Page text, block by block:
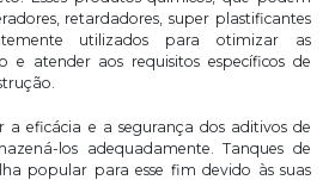
retardadores, super plastificantes
utilizados para otimizar as
e atender aos requisitos específicos de
eficácia e a segurança dos aditivos de
los adequadamente. Tanques de
popular para esse fim devido às suas